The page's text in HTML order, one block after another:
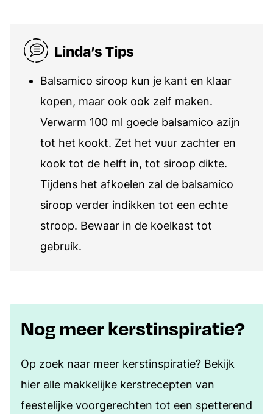
Linda’s Tips
Balsamico siroop kun je kant en klaar
kopen, maar ook ook zelf maken.
Verwarm 100 ml goede balsamico azijn
tot het kookt. Zet het vuur zachter en
kook tot de helft in, tot siroop dikte.
Tijdens het afkoelen zal de balsamico
siroop verder indikken tot een echte
stroop. Bewaar in de koelkast tot
gebruik.
Nog meer kerstinspiratie?
Op zoek naar meer kerstinspiratie? Bekijk
hier alle makkelijke kerstrecepten van
feestelijke voorgerechten tot een spetterend